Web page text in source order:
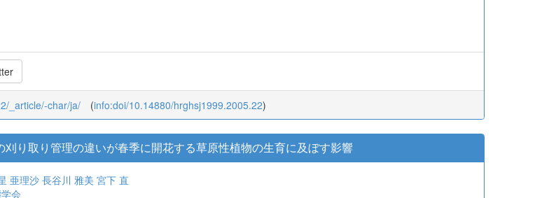
_article/-char/ja/ (info:doi/10.14880/hrghsj1999.2005.22)
刈り取り管理の違いが春季に開花する草原性植物の生育に及ぼす影響